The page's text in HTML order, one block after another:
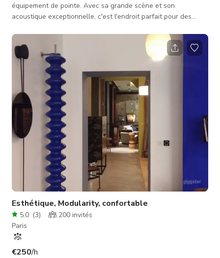
équipement de pointe. Avec sa grande scène et son
acoustique exceptionnelle, c'est l'endroit parfait pour des
des séminaires, lancements de produits, cérémonies de remise
de prix, défilés de mode, foires commerciales, dîners d'affaires,
cocktails, tournages, performances en direct et vitrines de
produits.
Esthétique, Modularity, confortable
5.0 (3) 200 invités
Paris
€250/h